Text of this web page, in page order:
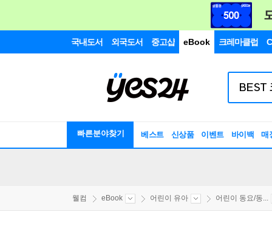
국내도서 외국도서 중고샵 eBook 크레마클럽
빠른분야찾기 베스트 신상품 이벤트 바이백 매
웰컴 eBook 어린이 유아 어린이 동요/동...